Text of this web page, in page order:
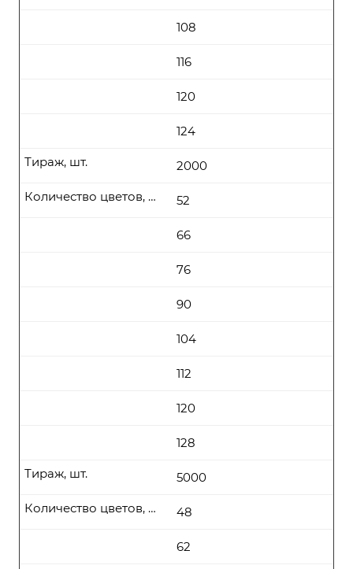
108
116
120
124
2000
Тираж, шт.
52
Количество цветов, цена (руб\шт) от
66
76
90
104
112
120
128
5000
Тираж, шт.
48
Количество цветов, цена (руб\шт) от
62